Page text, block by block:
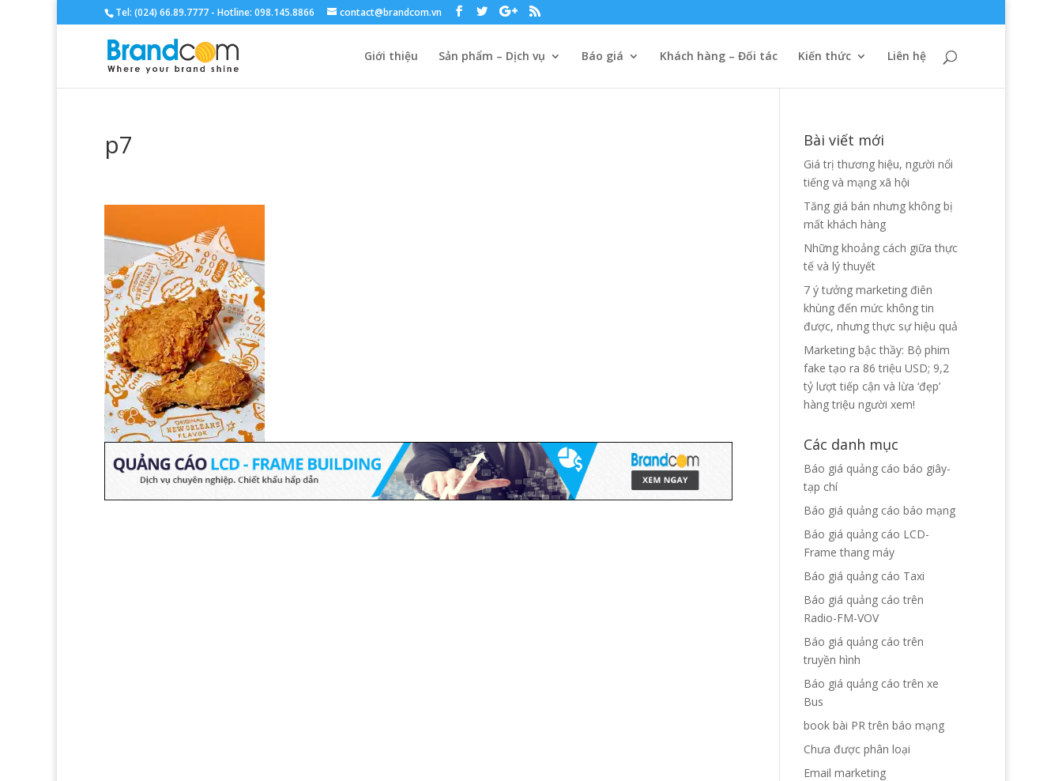
Tel: (024) 66.89.7777 - Hotline: 098.145.8866 contact@brandcom.vn
Giới thiệu Sản phẩm – Dịch vụ Báo giá Khách hàng – Đối tác Kiến thức Liên hệ
p7 Bài viết mới
Giá trị thương hiệu, người nổi
tiếng và mạng xã hội
Tăng giá bán nhưng không bị
mất khách hàng
Những khoảng cách giữa thực
tế và lý thuyết
7 ý tưởng marketing điên
khùng đến mức không tin
được, nhưng thực sự hiệu quả
Marketing bậc thầy: Bộ phim
fake tạo ra 86 triệu USD; 9,2
tỷ lượt tiếp cận và lừa ‘đẹp’
hàng triệu người xem!
Các danh mục
Báo giá quảng cáo báo giây-
tạp chí
Báo giá quảng cáo báo mạng
Báo giá quảng cáo LCD-
Frame thang máy
Báo giá quảng cáo Taxi
Báo giá quảng cáo trên
Radio-FM-VOV
Báo giá quảng cáo trên
truyền hình
Báo giá quảng cáo trên xe
Bus
book bài PR trên báo mạng
Chưa được phân loại
Email marketing